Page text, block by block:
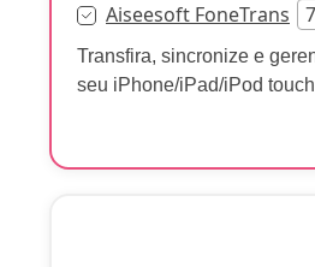
Aiseesoft FoneTrans
Transfira, sincronize e
seu iPhone/iPad/iPod